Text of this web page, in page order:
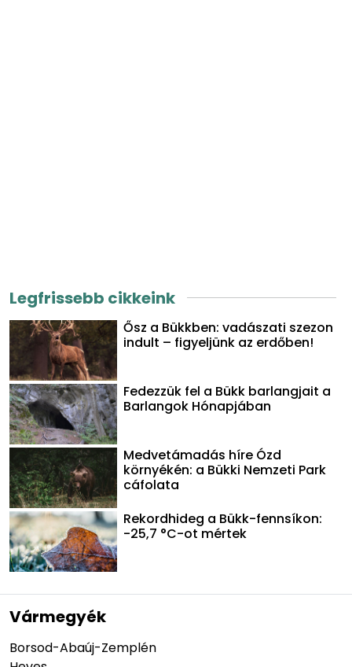
Legfrissebb cikkeink
Ősz a Bükkben: vadászati szezon
indult – figyeljünk az erdőben!
Fedezzük fel a Bükk barlangjait a
Barlangok Hónapjában
Medvetámadás híre Ózd
környékén: a Bükki Nemzeti Park
cáfolata
Rekordhideg a Bükk-fennsíkon:
-25,7 °C-ot mértek
Vármegyék
Borsod-Abaúj-Zemplén